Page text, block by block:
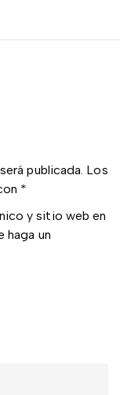
publicada. Los
*
y sitio web en
haga un